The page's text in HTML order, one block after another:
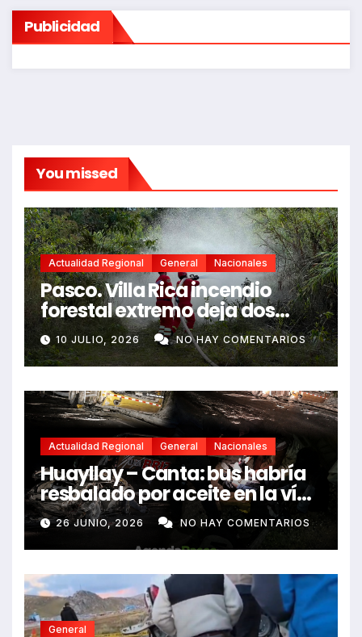
Publicidad
You missed
Actualidad Regional General Nacionales
Pasco. Villa Rica incendio
forestal extremo deja dos
fallecidos y heridos
10 JULIO, 2026 NO HAY COMENTARIOS
Actualidad Regional General Nacionales
Huayllay – Canta: bus habría
resbalado por aceite en la vía
e impactó auto siniestrado
dejando dos fallecidos
26 JUNIO, 2026 NO HAY COMENTARIOS
General